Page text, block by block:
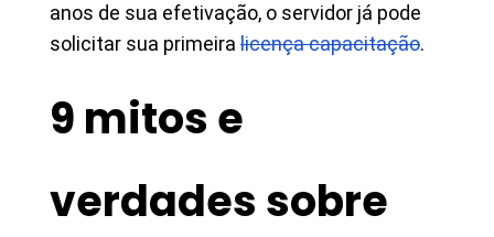
anos de sua efetivação, o servidor já pode
solicitar sua primeira licença capacitação.
9 mitos e
verdades sobre